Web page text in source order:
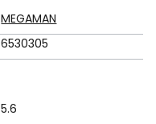
MEGAMAN
6530305
5.6